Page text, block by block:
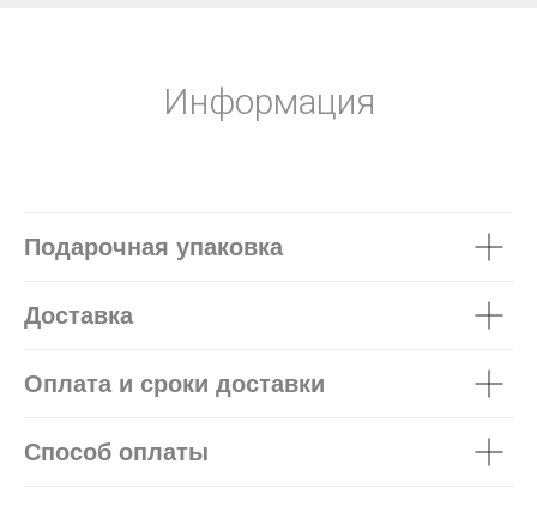
Информация
Подарочная упаковка
Доставка
Оплата и сроки доставки
Способ оплаты